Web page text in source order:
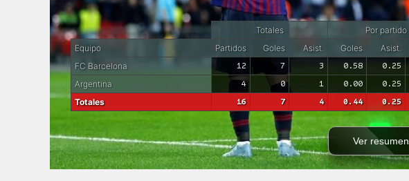
Totales
Por partido
Equipo
Partidos Goles Asist. Goles Asist.
FC Barcelona
12 7 3 0.58 0.25
Argentina 4 0 1 0.00 0.25
Totales 16 7 4 0.44 0.25
Ver resumen